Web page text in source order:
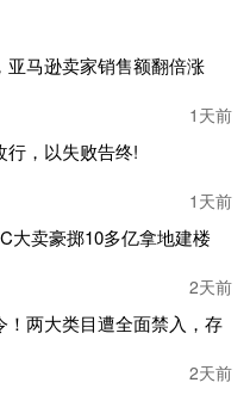
额也有所增加：从 1900欧
这表明消费者习惯于在网
费者将继续在线购买，但
式。
是在荷兰网站上进行
并不高。
，荷兰最受欢迎的支付方
亚马逊卖家销售额翻倍涨
1天前
行，以失败告终!
1天前
大卖豪掷10多亿拿地建楼
2天前
！两大类目遭全面禁入，存
2天前